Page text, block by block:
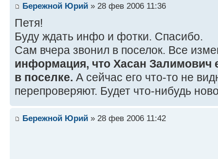
Бережной Юрий » 28 фев 2006 11:36
Петя!
Буду ждать инфо и фотки. Спасибо.
Сам вчера звонил в поселок. Все
информация, что Хасан Залимович
в поселке. А сейчас его что-то не
перепроверяют. Будет что-нибудь
Бережной Юрий » 28 фев 2006 11:42